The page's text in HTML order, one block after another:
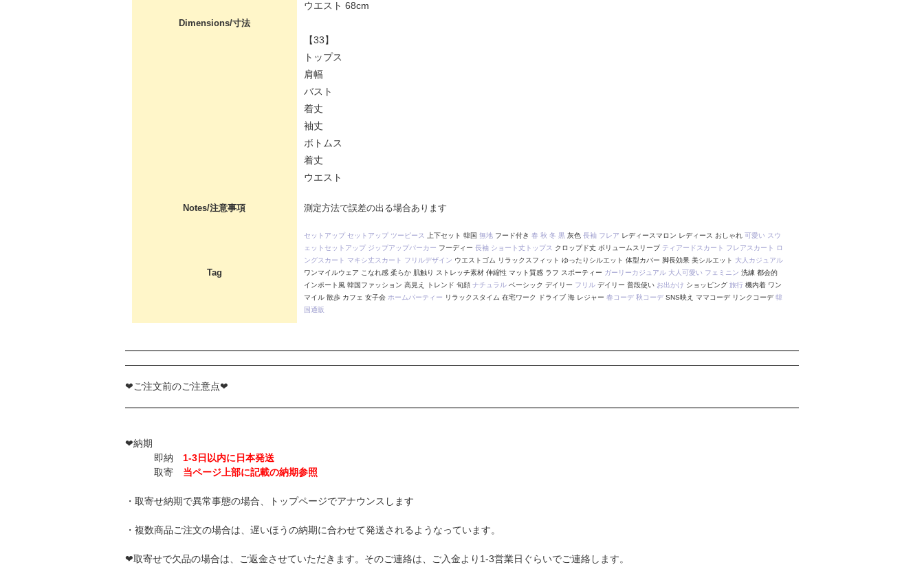
Dimensions/寸法
ウエスト 68cm
【33】
トップス
肩幅
バスト
着丈
袖丈
ボトムス
着丈
ウエスト
Notes/注意事項 測定方法で誤差の出る場合あります
Tag
セットアップ セットアップ ツーピース 上下セット 韓国 無地フード付き 春 秋 冬 黒灰色 長袖 フレア レディースマロン レディース おしゃれ 可愛い スウ
ェットセットアップ ジップアップパーカー フーディー 長袖 ショート丈トップス クロップド丈 ボリュームスリーブ ティアードスカート フレアスカート
ロ
ングスカート マキシ丈スカート フリルデザイン ウエストゴム リラックスフィット ゆったりシルエット 体型カバー 脚長効果 美シルエット 大人カジュアル
ワンマイルウェア こなれ感 柔らか 肌触り ストレッチ素材 伸縮性 マット質感 ラフ スポーティー ガーリーカジュアル 大人可愛い フェミニン 洗練 都会的
インポート風 韓国ファッション 高見え トレンド 旬顔 ナチュラルベーシック デイリー フリルデイリー 普段使い お出かけ ショッピング 旅行機内着 ワン
マイル 散歩 カフェ 女子会 ホームパーティー リラックスタイム 在宅ワーク ドライブ 海 レジャー 春コーデ 秋コーデSNS映え ママコーデ リンクコーデ韓
国通販
❤ご注文前のご注意点❤
❤納期
即納 1-3日以内に日本発送
取寄 当ページ上部に記載の納期参照
・取寄せ納期で異常事態の場合、トップページでアナウンスします
・複数商品ご注文の場合は、遅いほうの納期に合わせて発送されるようなっています。
❤取寄せで欠品の場合は、ご返金させていただきます。そのご連絡は、ご入金より1-3営業日ぐらいでご連絡します。